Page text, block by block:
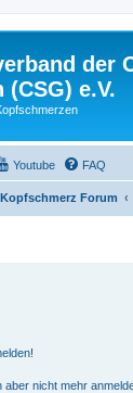
der
(CSG) e.V.
Youtube FAQ
Forum
nicht mehr